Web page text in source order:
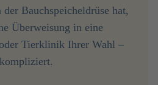
der Bauchspeicheldrüse hat,
Überweisung in eine
Tierklinik Ihrer Wahl –